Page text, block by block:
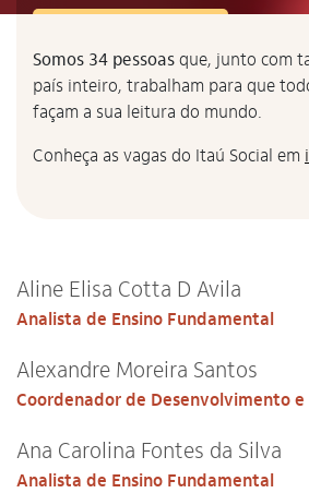
Somos 34 pessoas que, junto com
país inteiro, trabalham para que
façam a sua leitura do mundo.
Conheça as vagas do Itaú Social em
Aline Elisa Cotta D Avila
Analista de Ensino Fundamental
Alexandre Moreira Santos
Coordenador de Desenvolvimento e
Ana Carolina Fontes da Silva
Analista de Ensino Fundamental